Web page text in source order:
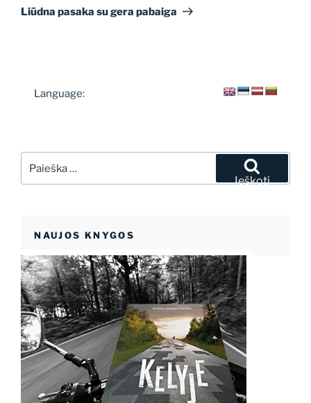
įrašas
Liūdna pasaka su gera pabaiga
Language:
Ieškoti
NAUJOS KNYGOS